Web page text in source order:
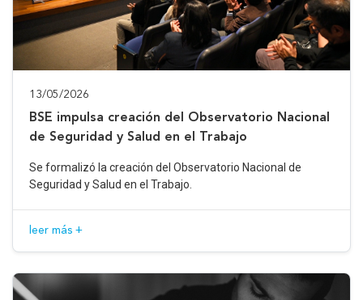
13/05/2026
BSE impulsa creación del Observatorio Nacional
de Seguridad y Salud en el Trabajo
Se formalizó la creación del Observatorio Nacional de
Seguridad y Salud en el Trabajo.
leer más +